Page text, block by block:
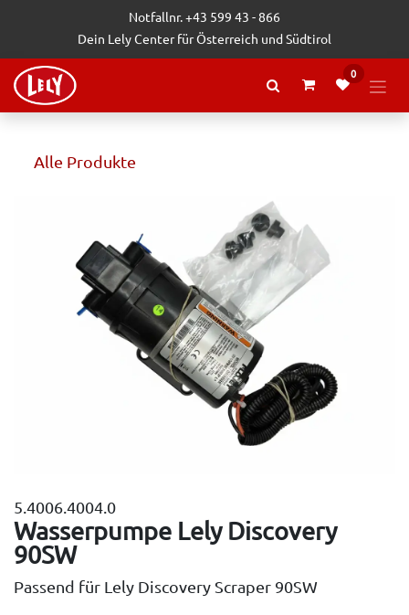
Zum Inhalt springenNotfallnr. +43 599 43 - 866
Dein Lely Center für Österreich und Südtirol
0
Alle Produkte
5.4006.4004.0
Wasserpumpe Lely Discovery
90SW
Passend für Lely Discovery Scraper 90SW